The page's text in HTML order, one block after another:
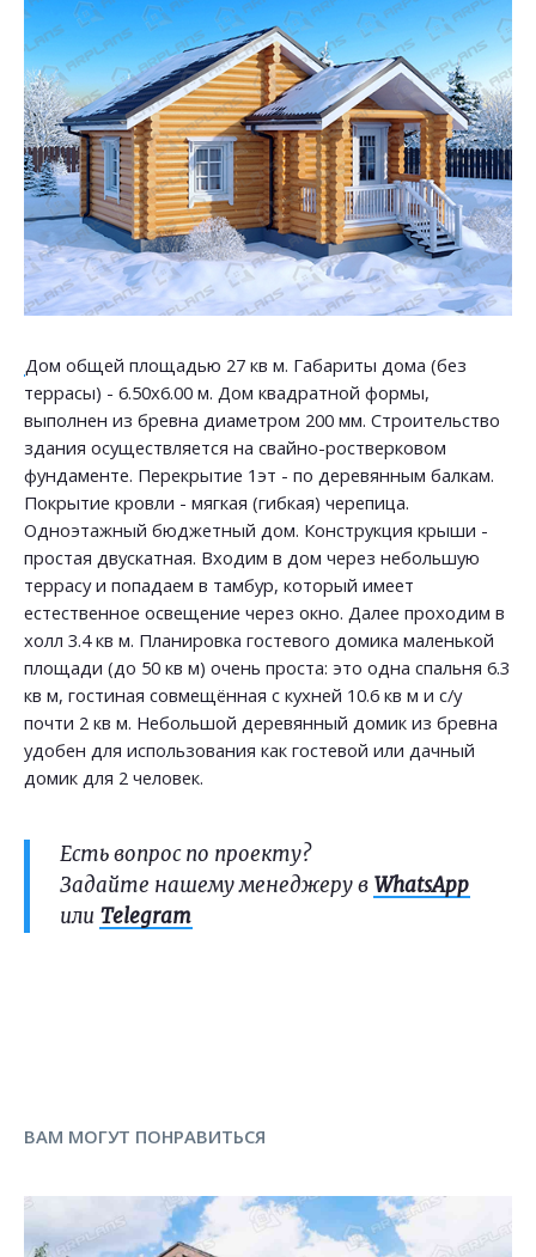
Дом общей площадью 27 кв м. Габариты дома (без
террасы) - 6.50х6.00 м. Дом квадратной формы,
выполнен из бревна диаметром 200 мм. Строительство
здания осуществляется на свайно-ростверковом
фундаменте. Перекрытие 1эт - по деревянным балкам.
Покрытие кровли - мягкая (гибкая) черепица.
Одноэтажный бюджетный дом. Конструкция крыши -
простая двускатная. Входим в дом через небольшую
террасу и попадаем в тамбур, который имеет
естественное освещение через окно. Далее проходим в
холл 3.4 кв м. Планировка гостевого домика маленькой
площади (до 50 кв м) очень проста: это одна спальня 6.3
кв м, гостиная совмещённая с кухней 10.6 кв м и с/у
почти 2 кв м. Небольшой деревянный домик из бревна
удобен для использования как гостевой или дачный
домик для 2 человек.
Есть вопрос по проекту?
Задайте нашему менеджеру в WhatsApp
или Telegram
ВАМ МОГУТ ПОНРАВИТЬСЯ